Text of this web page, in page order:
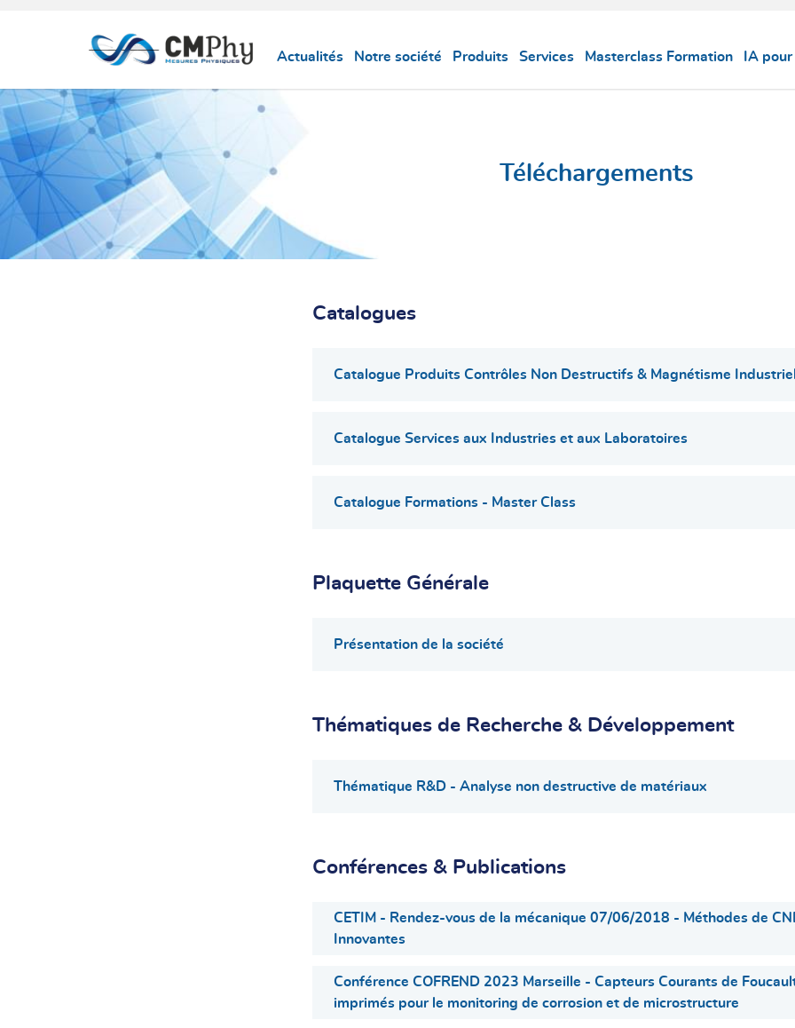
Actualités Notre société Produits Services Masterclass Formation IA
Téléchargements
Catalogues
Catalogue Produits Contrôles Non Destructifs & Magnétisme Industriel
Catalogue Services aux Industries et aux Laboratoires
Catalogue Formations - Master Class
Plaquette Générale
Présentation de la société
Thématiques de Recherche & Développement
Thématique R&D - Analyse non destructive de matériaux
Conférences & Publications
CETIM - Rendez-vous de la mécanique 07/06/2018 - Méthodes de
Innovantes
Conférence COFREND 2023 Marseille - Capteurs Courants de
imprimés pour le monitoring de corrosion et de microstructure